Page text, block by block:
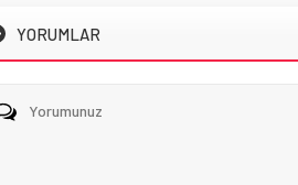
YORUMLAR